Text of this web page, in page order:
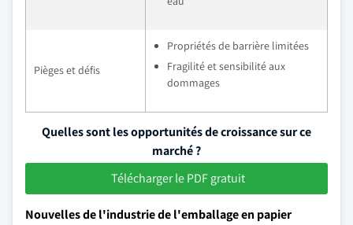
Pièges et défis
Propriétés de barrière limitées
Fragilité et sensibilité aux
dommages
Quelles sont les opportunités de croissance sur ce
marché ?
Télécharger le PDF gratuit
Nouvelles de l'industrie de l'emballage en papier